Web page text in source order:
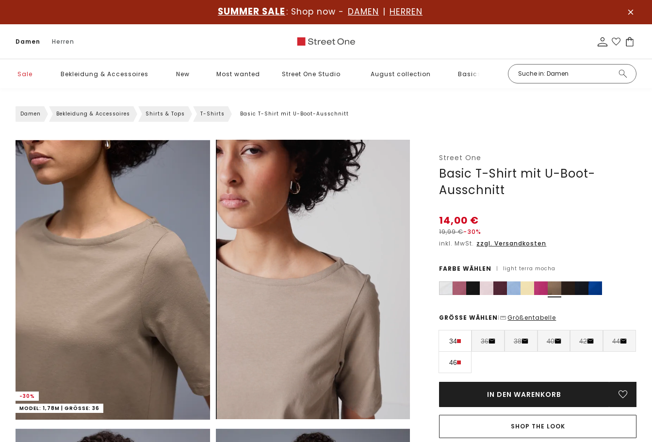
SUMMER SALE : Shop now - DAMEN | HERREN
Damen Herren
Sale Bekleidung & Accessoires New Most wanted Street One Studio August collection Basics
Damen Bekleidung & Accessoires Shirts & Tops T-Shirts Basic T-Shirt mit U-Boot-Ausschnitt
-30%
MODEL: 1,78M | GRÖSSE: 36
Street One
Basic T-Shirt mit U-Boot-
Ausschnitt
14,00 €
19,99€-30%
inkl. MwSt. zzgl. Versandkosten
FARBE WÄHLEN | light terra mocha
GRÖSSE WÄHLEN | Größentabelle
34 36 38 40 42 44
46
IN DEN WARENKORB
SHOP THE LOOK